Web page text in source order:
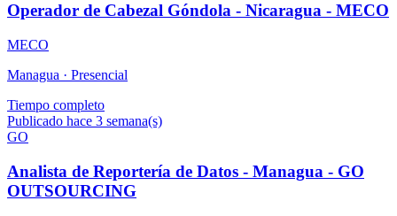
Operador de Cabezal Góndola - Nicaragua - MECO
MECO
Managua · Presencial
Tiempo completo
Publicado hace 3 semana(s)
GO
Analista de Reportería de Datos - Managua - GO
OUTSOURCING